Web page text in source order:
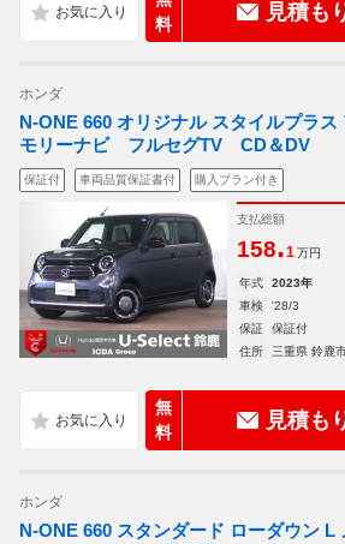
料
見積も
ホンダ
N-ONE 660 オリジナル スタイルプラス
モリーナビ フルセグTV CD＆DV
保証付 車両品質保証書付 購入プラン付き
支払総額
158.1 万円
年式 2023年
車検
'28/3
保証
保証付
住所
三重県 鈴鹿
無
料
見積も
ホンダ
N-ONE 660 スタンダード ローダウン L